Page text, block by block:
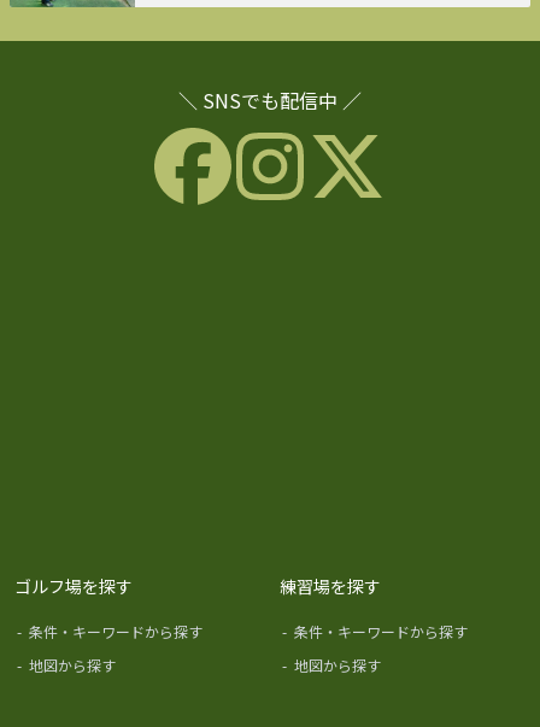
＼ SNSでも配信中 ／
ゴルフ場を探す
- 条件・キーワードから探す
- 地図から探す
練習場を探す
- 条件・キーワードから探す
- 地図から探す